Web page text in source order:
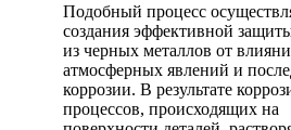
Подобный процесс
создания эффективной
из черных металлов от
атмосферных явлений и
коррозии. В результате
процессов, происходящих на